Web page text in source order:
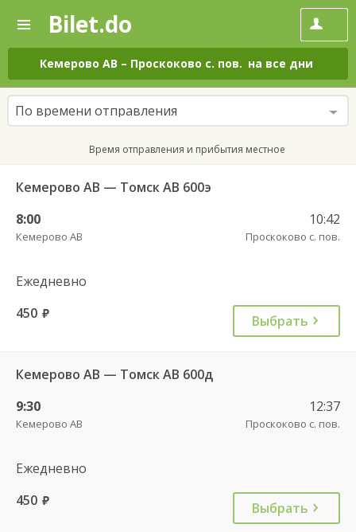
—
Поиск
и
покупка
билетов
на
автобус
онлайн
Bilet.do
Кемерово АВ – Проскоково с. пов. на все дни
По времени отправления
Время отправления и прибытия местное
Кемерово АВ — Томск АВ 600э
8:00
Кемерово АВ
10:42
Проскоково с. пов.
Ежедневно
450 руб. Выбрать
Кемерово АВ — Томск АВ 600д
9:30
Кемерово АВ
12:37
Проскоково с. пов.
Ежедневно
450 руб. Выбрать